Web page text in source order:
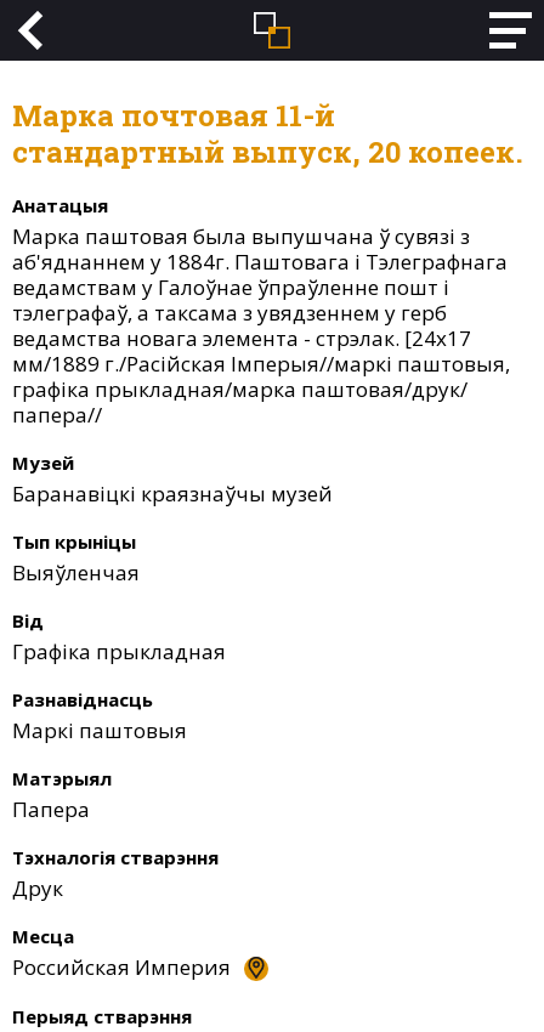
Марка почтовая 11-й
стандартный выпуск, 20 копеек.
Анатацыя
Марка паштовая была выпушчана ў сувязі з
аб'яднаннем у 1884г. Паштовага і Тэлеграфнага
ведамствам у Галоўнае ўпраўленне пошт і
тэлеграфаў, а таксама з увядзеннем у герб
ведамства новага элемента - стрэлак. [24х17
мм/1889 г./Расійская Імперыя//маркі паштовыя,
графіка прыкладная/марка паштовая/друк/
папера//
Музей
Баранавіцкі краязнаўчы музей
Тып крыніцы
Выяўленчая
Від
Графіка прыкладная
Разнавіднасць
Маркі паштовыя
Матэрыял
Папера
Тэхналогія стварэння
Друк
Месца
Российская Империя
Перыяд стварэння